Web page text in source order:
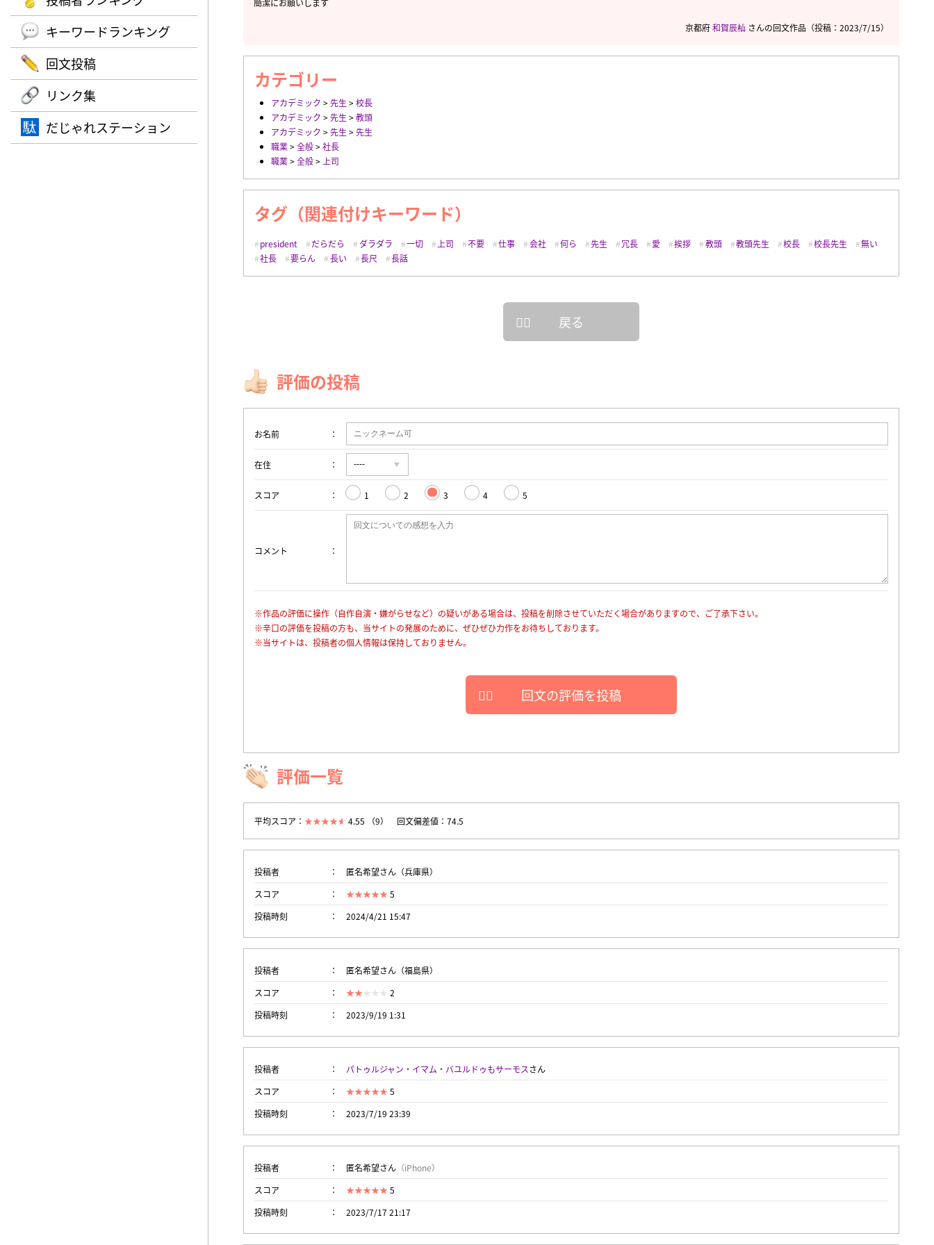
キーワードランキング
回文投稿
リンク集
だじゃれステーション
簡潔にお願いします
京都府和賀辰杣 さんの回文作品 （投稿：2023/7/15）
カテゴリー
アカデミック >先生 >校長
アカデミック >先生 >教頭
アカデミック >先生 >先生
職業>全般>社長
職業>全般> 上司
タグ（関連付けキーワード）
president だらだら ダラダラ 一切 上司 不要 仕事 会社 何ら 先生 冗長 愛 挨拶 教頭 教頭先生 校長 校長先生
無い
社長
要らん 長い 長尺 長話
戻る
評価の投稿
お名前
在住
スコア 1 2 3 4 5
コメント
※作品の評価に操作（自作自演・嫌がらせなど）の疑いがある場合は、投稿を削除させていただく場合がありますので、ご了承下さい。
※辛口の評価を投稿の方も、当サイトの発展のために、ぜひぜひ力作をお待ちしております。
※当サイトは、投稿者の個人情報は保持しておりません。
回文の評価を投稿
評価一覧
平均スコア： 4.55 （9） 回文偏差値：74.5
投稿者
匿名希望さん（兵庫県）
スコア
5
投稿時刻
2024/4/21 15:47
投稿者
匿名希望さん（福島県）
スコア
2
投稿時刻
2023/9/19 1:31
投稿者 パトゥルジャン・イマム・バユルドゥもサーモス さん
スコア
5
投稿時刻
2023/7/19 23:39
投稿者 匿名希望さん （iPhone）
スコア
5
投稿時刻
2023/7/17 21:17